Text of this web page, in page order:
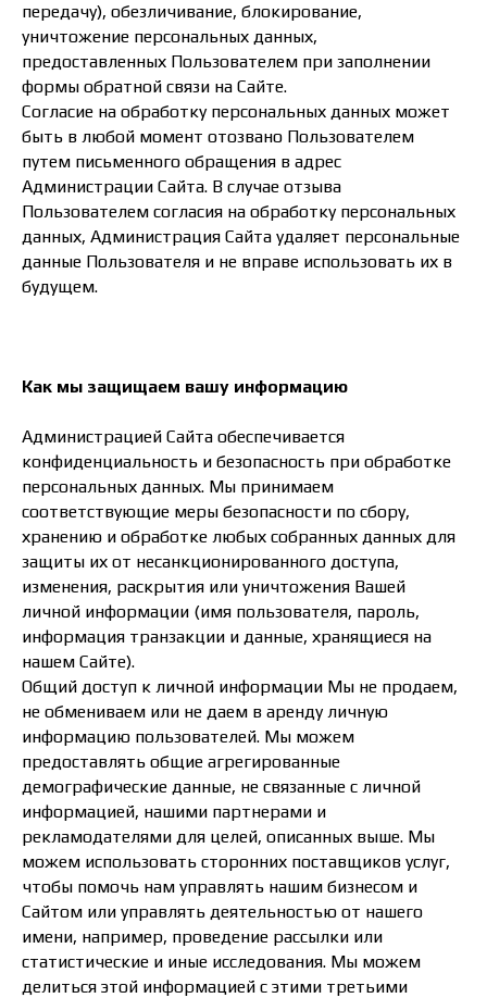
передачу), обезличивание, блокирование,
уничтожение персональных данных,
предоставленных Пользователем при заполнении
формы обратной связи на Сайте.
Согласие на обработку персональных данных может
быть в любой момент отозвано Пользователем
путем письменного обращения в адрес
Администрации Сайта. В случае отзыва
Пользователем согласия на обработку персональных
данных, Администрация Сайта удаляет персональные
данные Пользователя и не вправе использовать их в
будущем.
Как мы защищаем вашу информацию
​Администрацией Сайта обеспечивается
конфиденциальность и безопасность при обработке
персональных данных. Мы принимаем
соответствующие меры безопасности по сбору,
хранению и обработке любых собранных данных для
защиты их от несанкционированного доступа,
изменения, раскрытия или уничтожения Вашей
личной информации (имя пользователя, пароль,
информация транзакции и данные, хранящиеся на
нашем Сайте).
Общий доступ к личной информации Мы не продаем,
не обмениваем или не даем в аренду личную
информацию пользователей. Мы можем
предоставлять общие агрегированные
демографические данные, не связанные с личной
информацией, нашими партнерами и
рекламодателями для целей, описанных выше. Мы
можем использовать сторонних поставщиков услуг,
чтобы помочь нам управлять нашим бизнесом и
Сайтом или управлять деятельностью от нашего
имени, например, проведение рассылки или
статистические и иные исследования. Мы можем
делиться этой информацией с этими третьими